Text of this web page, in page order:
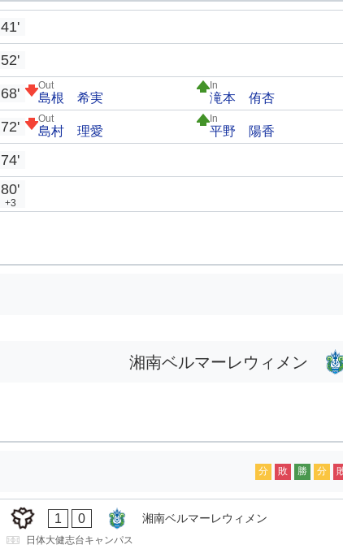
41'
52'
68' Out
島根 希実
In
滝本 侑杏
72' Out
島村 理愛
In
平野 陽香
74'
80'
+3
湘南ベルマーレウィメン
分 敗 勝 分
1 0 湘南ベルマーレウィメン
日体大健志台キャンパス